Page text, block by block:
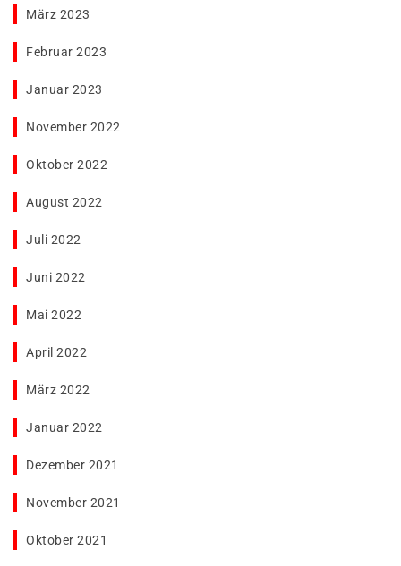
März 2023
Februar 2023
Januar 2023
November 2022
Oktober 2022
August 2022
Juli 2022
Juni 2022
Mai 2022
April 2022
März 2022
Januar 2022
Dezember 2021
November 2021
Oktober 2021